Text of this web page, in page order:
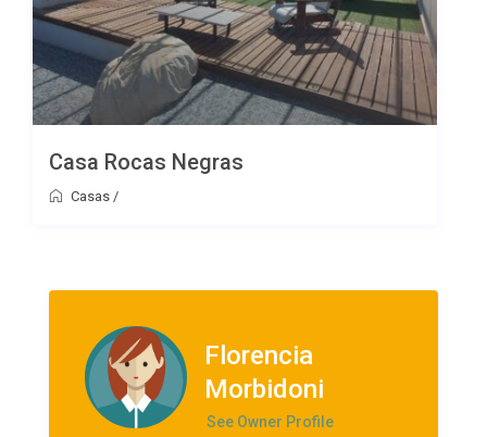
Casa Rocas Negras
Casas /
Florencia
Morbidoni
See Owner Profile